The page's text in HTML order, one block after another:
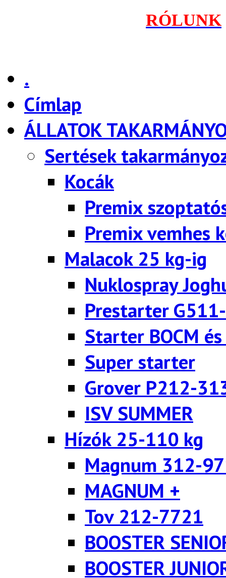
RÓLUNK
.
Címlap
ÁLLATOK
Sertések
Kocák
Premix
Premix vemhes
Malacok 25 kg-ig
Nuklospray
Prestarter
Starter BOCM
Super starter
Grover P212-
ISV SUMMER
Hízók 25-110 kg
Magnum 312-
MAGNUM +
Tov 212-7721
BOOSTER
BOOSTER